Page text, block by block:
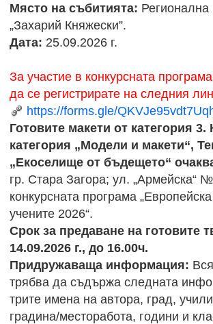
Място на събитията: Регионална
„Захарий Княжески”.
Дата: 25.09.2026 г.
За участие в конкурсната
да се регистрирате на следния
https://forms.gle/
Готовите макети от категория 3.
категория „Модели и макети“,
„Екоселище от бъдещето“
гр. Стара Загора; ул. „Армейска“
конкурсната програма
учените 2026“.
Срок за предаване на готовите
14.09.2026 г., до 16.00ч.
Придружаваща информация:
трябва да съдържа следната
трите имена на автора, град,
градина/месторабота, години и